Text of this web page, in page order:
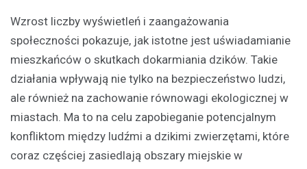
Wzrost liczby wyświetleń i zaangażowania
społeczności pokazuje, jak istotne jest uświadamianie
mieszkańców o skutkach dokarmiania dzików. Takie
działania wpływają nie tylko na bezpieczeństwo ludzi,
ale również na zachowanie równowagi ekologicznej w
miastach. Ma to na celu zapobieganie potencjalnym
konfliktom między ludźmi a dzikimi zwierzętami, które
coraz częściej zasiedlają obszary miejskie w